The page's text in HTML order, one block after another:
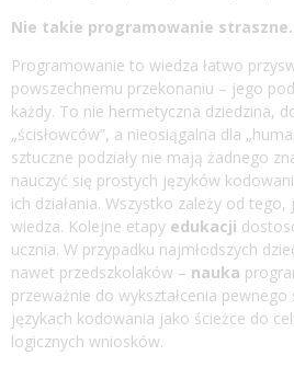
Nie takie programowanie
Programowanie to wiedza łatwo
powszechnemu przekonaniu – jego
każdy. To nie hermetyczna dziedzina,
„ścisłowców”, a nieosiągalna dla
sztuczne podziały nie mają żadnego
nauczyć się prostych języków
ich działania. Wszystko zależy od
wiedza. Kolejne etapy edukacji
ucznia. W przypadku najmłodszych
nawet przedszkolaków – nauka
przeważnie do wykształcenia
językach kodowania jako ścieżce do
logicznych wniosków.